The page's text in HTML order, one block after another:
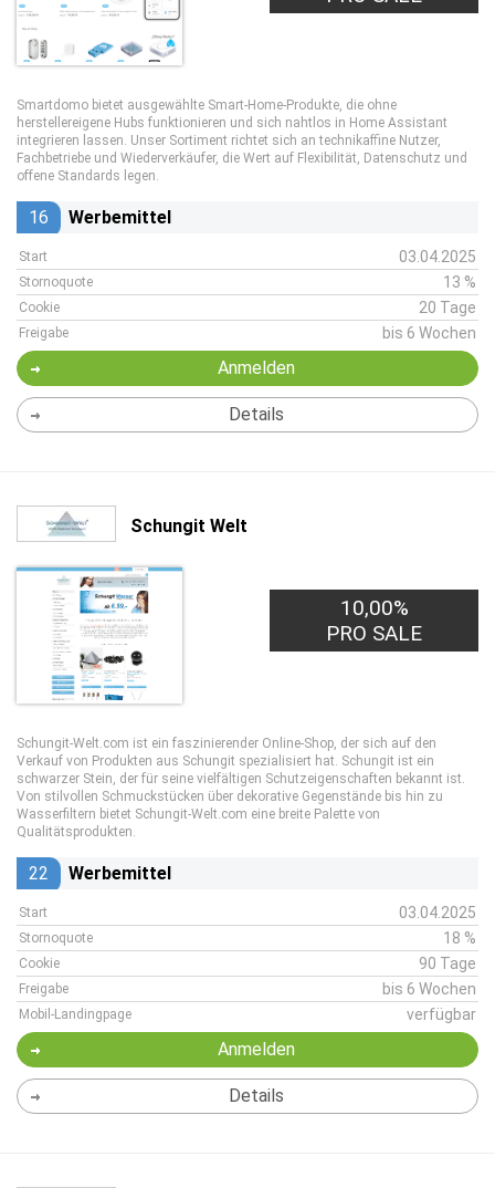
Smartdomo bietet ausgewählte Smart-Home-Produkte, die ohne
herstellereigene Hubs funktionieren und sich nahtlos in Home Assistant
integrieren lassen. Unser Sortiment richtet sich an technikaffine Nutzer,
Fachbetriebe und Wiederverkäufer, die Wert auf Flexibilität, Datenschutz und
offene Standards legen.
16 Werbemittel
Start 03.04.2025
Stornoquote 13 %
Cookie 20 Tage
Freigabe bis 6 Wochen
Anmelden
Details
Schungit Welt
10,00%
PRO SALE
Schungit-Welt.com ist ein faszinierender Online-Shop, der sich auf den
Verkauf von Produkten aus Schungit spezialisiert hat. Schungit ist ein
schwarzer Stein, der für seine vielfältigen Schutzeigenschaften bekannt ist.
Von stilvollen Schmuckstücken über dekorative Gegenstände bis hin zu
Wasserfiltern bietet Schungit-Welt.com eine breite Palette von
Qualitätsprodukten.
22 Werbemittel
Start 03.04.2025
Stornoquote 18 %
Cookie 90 Tage
Freigabe bis 6 Wochen
Mobil-Landingpage verfügbar
Anmelden
Details